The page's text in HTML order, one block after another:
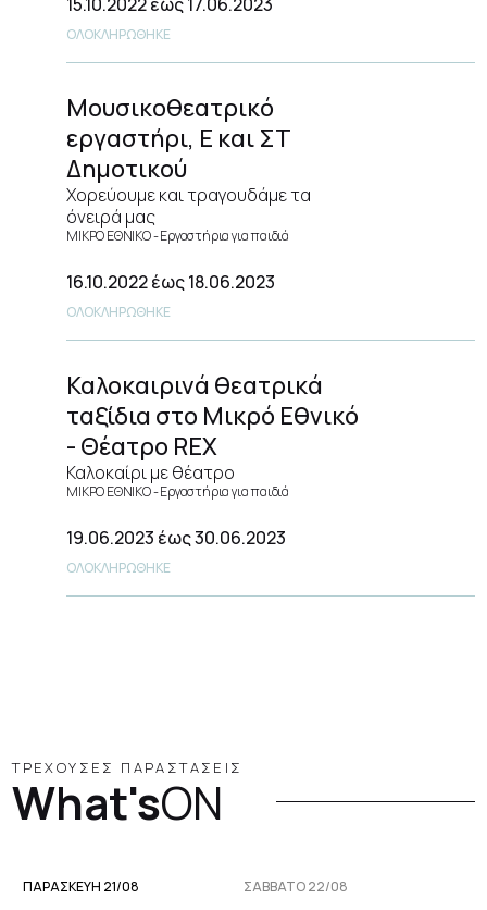
ΟΛΟΚΛΗΡΩΘΗΚΕ
16.10.2022έως 18.06.2023
ΟΛΟΚΛΗΡΩΘΗΚΕ
Μουσικοθεατρικό
εργαστήρι, Ε και ΣΤ
Δημοτικού
Χορεύουμε και τραγουδάμε τα
όνειρά μας
ΜΙΚΡΟ ΕΘΝΙΚΟ Εργαστήρια για παιδιά
19.06.2023 έως 30.06.2023
ΟΛΟΚΛΗΡΩΘΗΚΕ
Καλοκαιρινά θεατρικά
ταξίδια στο Μικρό Εθνικό
- Θέατρο REX
Καλοκαίρι με θέατρο
ΜΙΚΡΟ ΕΘΝΙΚΟ Εργαστήρια για παιδιά
ΤΡΕΧΟΥΣΕΣ ΠΑΡΑΣΤΑΣΕΙΣ
What'sON
ΠΑΡΑΣΚΕΥΉ 21/08 ΣΆΒΒΑΤΟ 22/08